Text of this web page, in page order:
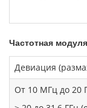
Частотная
Девиация
От 10 МГц до 20